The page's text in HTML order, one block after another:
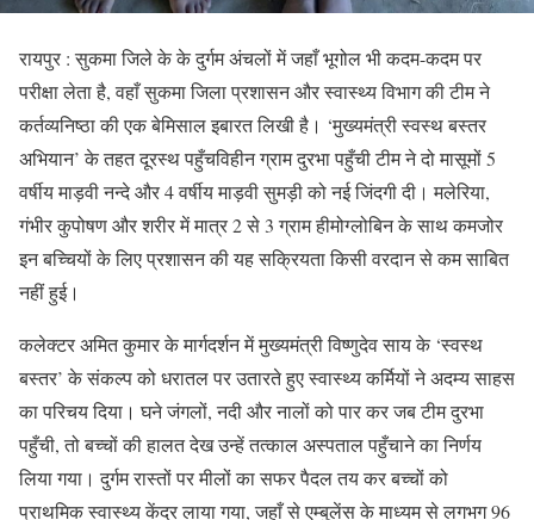
रायपुर : सुकमा जिले के के दुर्गम अंचलों में जहाँ भूगोल भी कदम-कदम पर
परीक्षा लेता है, वहाँ सुकमा जिला प्रशासन और स्वास्थ्य विभाग की टीम ने
कर्तव्यनिष्ठा की एक बेमिसाल इबारत लिखी है। ‘मुख्यमंत्री स्वस्थ बस्तर
अभियान’ के तहत दूरस्थ पहुँचविहीन ग्राम दुरभा पहुँची टीम ने दो मासूमों 5
वर्षीय माड़वी नन्दे और 4 वर्षीय माड़वी सुमड़ी को नई जिंदगी दी। मलेरिया,
गंभीर कुपोषण और शरीर में मात्र 2 से 3 ग्राम हीमोग्लोबिन के साथ कमजोर
इन बच्चियों के लिए प्रशासन की यह सक्रियता किसी वरदान से कम साबित
नहीं हुई।
कलेक्टर अमित कुमार के मार्गदर्शन में मुख्यमंत्री विष्णुदेव साय के ‘स्वस्थ
बस्तर’ के संकल्प को धरातल पर उतारते हुए स्वास्थ्य कर्मियों ने अदम्य साहस
का परिचय दिया। घने जंगलों, नदी और नालों को पार कर जब टीम दुरभा
पहुँची, तो बच्चों की हालत देख उन्हें तत्काल अस्पताल पहुँचाने का निर्णय
लिया गया। दुर्गम रास्तों पर मीलों का सफर पैदल तय कर बच्चों को
प्राथमिक स्वास्थ्य केंद्र लाया गया, जहाँ से एम्बुलेंस के माध्यम से लगभग 96